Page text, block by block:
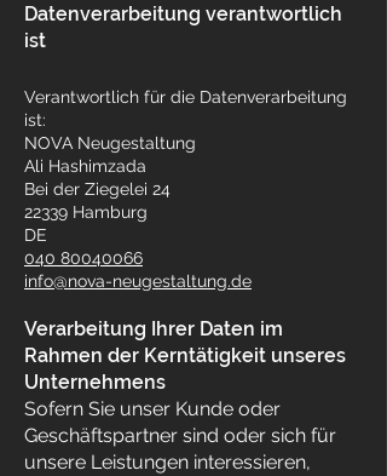
Datenverarbeitung verantwortlich
ist
Verantwortlich für die Datenverarbeitung
ist:
NOVA Neugestaltung
Ali Hashimzada
Bei der Ziegelei 24
22339 Hamburg
DE
040 80040066
info@nova-neugestaltung.de
Verarbeitung Ihrer Daten im
Rahmen der Kerntätigkeit unseres
Unternehmens
Sofern Sie unser Kunde oder
Geschäftspartner sind oder sich für
unsere Leistungen interessieren,